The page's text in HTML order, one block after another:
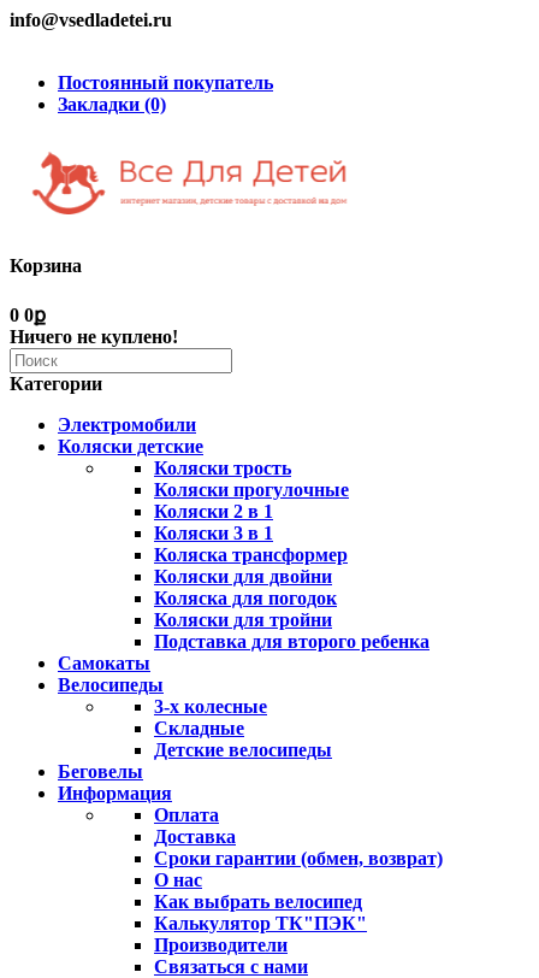
info@vsedladetei.ru
Постоянный покупатель
Закладки (0)
Корзина
0 0ք
Ничего не куплено!
Категории
Электромобили
Коляски детские
Коляски трость
Коляски прогулочные
Коляски 2 в 1
Коляски 3 в 1
Коляска трансформер
Коляски для двойни
Коляска для погодок
Коляски для тройни
Подставка для второго ребенка
Самокаты
Велосипеды
3-х колесные
Складные
Детские велосипеды
Беговелы
Информация
Оплата
Доставка
Сроки гарантии (обмен, возврат)
О нас
Как выбрать велосипед
Калькулятор ТК"ПЭК"
Производители
Связаться с нами